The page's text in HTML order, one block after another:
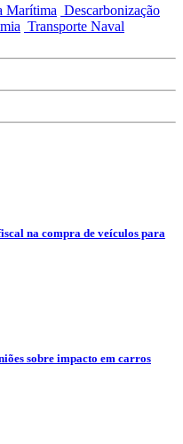
Marítima Descarbonização
Transporte Naval
na compra de veículos para
sobre impacto em carros